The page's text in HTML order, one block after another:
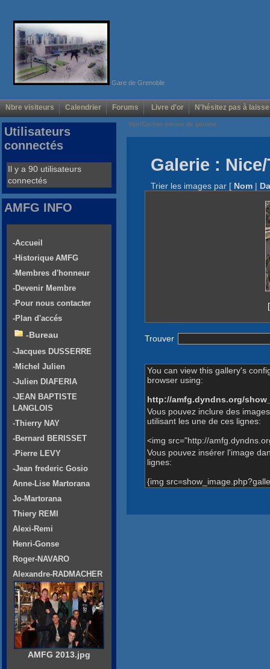
Gare de Grenoble
Nbre visiteurs Calendrier Forums Livre d'or N'hésitez pas à
Voir/Cacher menus de gauche
Galerie :
Trier les images par [ Nom |
Trouver
You can view this gallery's
browser using:
http://amfg.dyndns.org/
Vous pouvez inclure des
utilisant les une de ces lignes:
<img src="http://
Vous pouvez insérer l'image
lignes:
{img
Utilisateurs
connectés
Il y a 90 utilisateurs
connectés
AMFG INFO
-Accueil
-Historique AMFG
-Membres d'honneur
-Devenir Membre
-Pour nous contacter
-Plan d'accés
-Bureau
-Jacques DUSSERRE
-Michel Julien
-Julien DIAFERIA
-JEAN BAPTISTE
LANGLOIS
-Thierry NAY
-Bernard BERISSET
-Pierre LEVY
-Jean frederic Gosio
Anne-Lise Martorana
Jo-Martorana
Thiery REMI
Alexi-Remi
Henri-Gonse
Roger-NAVARO
Alexandre-RADMACHER
AMFG 2013.jpg